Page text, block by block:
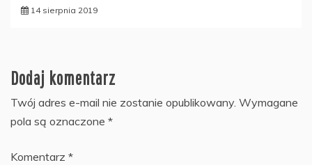
14 sierpnia 2019
Dodaj komentarz
Twój adres e-mail nie zostanie opublikowany. Wymagane
pola są oznaczone *
Komentarz *